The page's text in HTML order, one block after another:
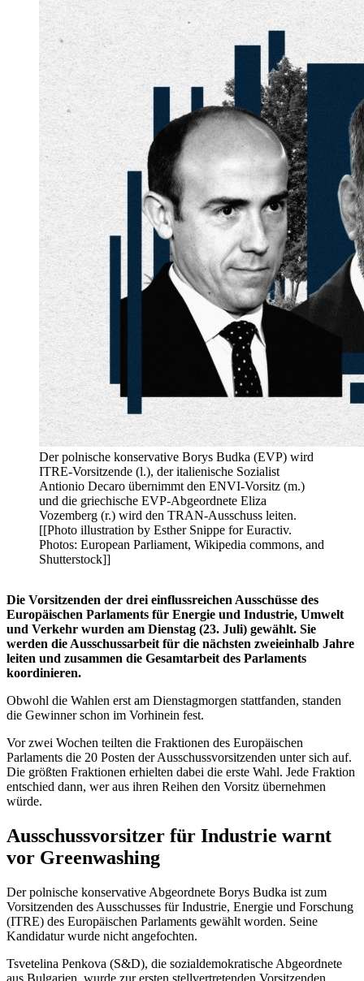
Der polnische konservative Borys Budka (EVP) wird
ITRE-Vorsitzende (l.), der italienische Sozialist
Antionio Decaro übernimmt den ENVI-Vorsitz (m.)
und die griechische EVP-Abgeordnete Eliza
Vozemberg (r.) wird den TRAN-Ausschuss leiten.
[[Photo illustration by Esther Snippe for Euractiv.
Photos: European Parliament, Wikipedia commons, and
Shutterstock]]
Die Vorsitzenden der drei einflussreichen Ausschüsse des
Europäischen Parlaments für Energie und Industrie, Umwelt
und Verkehr wurden am Dienstag (23. Juli) gewählt. Sie
werden die Ausschussarbeit für die nächsten zweieinhalb Jahre
leiten und zusammen die Gesamtarbeit des Parlaments
koordinieren.
Obwohl die Wahlen erst am Dienstagmorgen stattfanden, standen
die Gewinner schon im Vorhinein fest.
Vor zwei Wochen teilten die Fraktionen des Europäischen
Parlaments die 20 Posten der Ausschussvorsitzenden unter sich auf.
Die größten Fraktionen erhielten dabei die erste Wahl. Jede Fraktion
entschied dann, wer aus ihren Reihen den Vorsitz übernehmen
würde.
Ausschussvorsitzer für Industrie warnt
vor Greenwashing
Der polnische konservative Abgeordnete Borys Budka ist zum
Vorsitzenden des Ausschusses für Industrie, Energie und Forschung
(ITRE) des Europäischen Parlaments gewählt worden. Seine
Kandidatur wurde nicht angefochten.
Tsvetelina Penkova (S&D), die sozialdemokratische Abgeordnete
aus Bulgarien, wurde zur ersten stellvertretenden Vorsitzenden